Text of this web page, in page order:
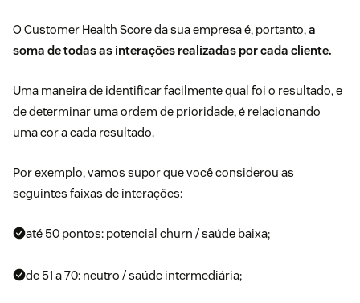
O Customer Health Score da sua empresa é, portanto,a
soma de todas as interações realizadas por cada cliente.
Uma maneira de identificar facilmente qual foi o resultado, e
de determinar uma ordem de prioridade, é relacionando
uma cor a cada resultado.
Por exemplo, vamos supor que você considerou as
seguintes faixas de interações:
até 50 pontos: potencial churn / saúde baixa;
de 51 a 70: neutro / saúde intermediária;